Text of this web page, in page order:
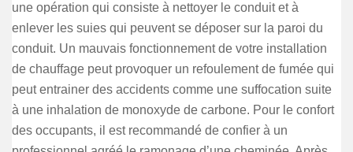
une opération qui consiste à nettoyer le conduit et à
enlever les suies qui peuvent se déposer sur la paroi du
conduit. Un mauvais fonctionnement de votre installation
de chauffage peut provoquer un refoulement de fumée qui
peut entrainer des accidents comme une suffocation suite
à une inhalation de monoxyde de carbone. Pour le confort
des occupants, il est recommandé de confier à un